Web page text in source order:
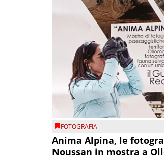
FOTOGRAFIA
Anima Alpina, le
Noussan in mostra a